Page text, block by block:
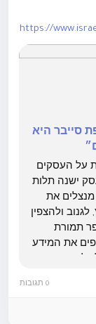
https://
סייבר היא
על העסקים
ישנה תלות
את
ולהצפין
תמורת
את המידע
פשע